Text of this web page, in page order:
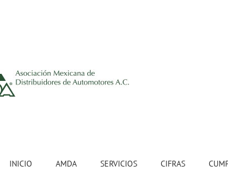
INICIO AMDA SERVICIOS CIFRAS